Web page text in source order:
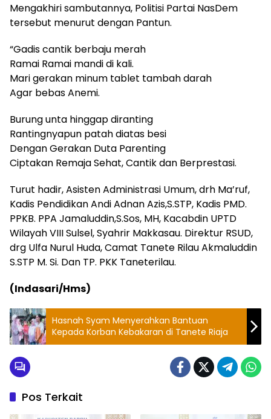
Mengakhiri sambutannya, Politisi Partai NasDem
tersebut menurut dengan Pantun.
“Gadis cantik berbaju merah
Ramai Ramai mandi di kali.
Mari gerakan minum tablet tambah darah
Agar bebas Anemi.
Burung unta hinggap diranting
Rantingnyapun patah diatas besi
Dengan Gerakan Duta Parenting
Ciptakan Remaja Sehat, Cantik dan Berprestasi.
Turut hadir, Asisten Administrasi Umum, drh Ma’ruf,
Kadis Pendidikan Andi Adnan Azis,S.STP, Kadis PMD.
PPKB. PPA Jamaluddin,S.Sos, MH, Kacabdin UPTD
Wilayah VIII Sulsel, Syahrir Makkasau. Direktur RSUD,
drg Ulfa Nurul Huda, Camat Tanete Rilau Akmaluddin
S.STP M. Si. Dan TP. PKK Taneterilau.
(Indasari/Hms)
Hasnah Syam Menyerahkan Bantuan
Kepada Korban Kebakaran di Tanete Riaja
Pos Terkait